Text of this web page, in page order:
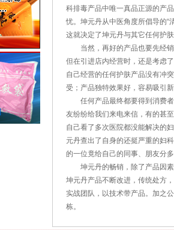
科排毒产品中唯一真品正源的产
忧。坤元丹从中医角度所倡导的“
这就决定了坤元丹与其它任何护
当然，再好的产品也要先经销
但在引进店内经营时，还是考虑
自己经营的任何护肤产品没有冲
受；产品独特效果好，容易吸引
任何产品最终都要得到消费者
友纷纷给我们来电来信，有的甚
自己看了多次医院都没能解决的
元丹查出了自身的还挺严重的妇
的一位竟给自己的同事、朋友分
坤元丹的畅销，除了产品因素
坤元丹产品不断改进，传统处方
实战团队，以技术带产品。加之
栋。